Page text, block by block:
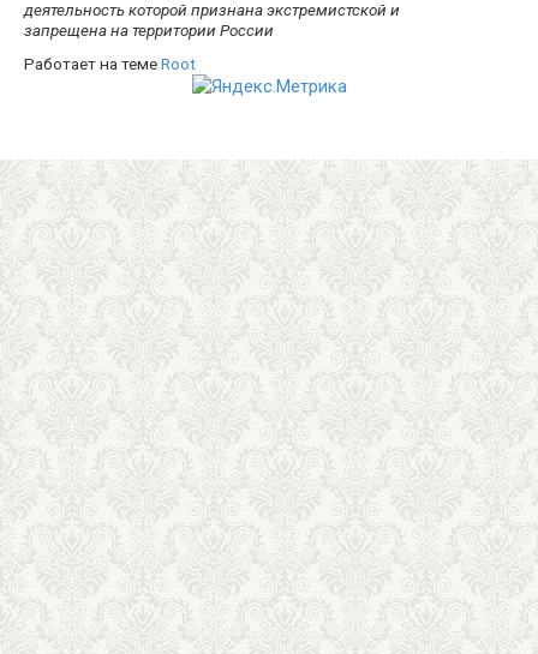
деятельность которой признана экстремистской и
запрещена на территории России
Работает на темеRoot